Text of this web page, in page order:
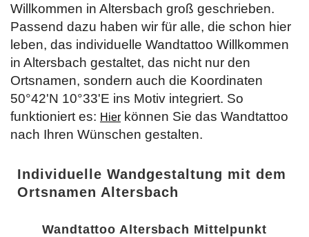
Willkommen in Altersbach groß geschrieben.
Passend dazu haben wir für alle, die schon hier
leben, das individuelle Wandtattoo Willkommen
in Altersbach gestaltet, das nicht nur den
Ortsnamen, sondern auch die Koordinaten
50°42'N 10°33'E ins Motiv integriert. So
funktioniert es: Hier können Sie das Wandtattoo
nach Ihren Wünschen gestalten.
Individuelle Wandgestaltung mit dem
Ortsnamen Altersbach
Wandtattoo Altersbach Mittelpunkt